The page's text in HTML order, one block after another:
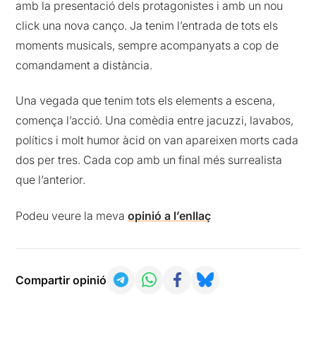
amb la presentació dels protagonistes i amb un nou
click una nova canço. Ja tenim l’entrada de tots els
moments musicals, sempre acompanyats a cop de
comandament a distància.
Una vegada que tenim tots els elements a escena,
comença l’acció. Una comèdia entre jacuzzi, lavabos,
polítics i molt humor àcid on van apareixen morts cada
dos per tres. Cada cop amb un final més surrealista
que l’anterior.
Podeu veure la mevaopinió a l’enllaç
Compartir opinió